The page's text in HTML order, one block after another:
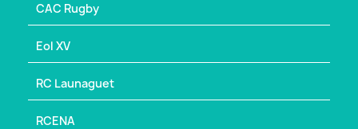
CAC Rugby
Eol XV
RC Launaguet
RCENA